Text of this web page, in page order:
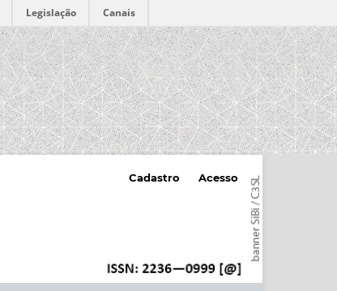
Legislação Canais
Cadastro Acesso